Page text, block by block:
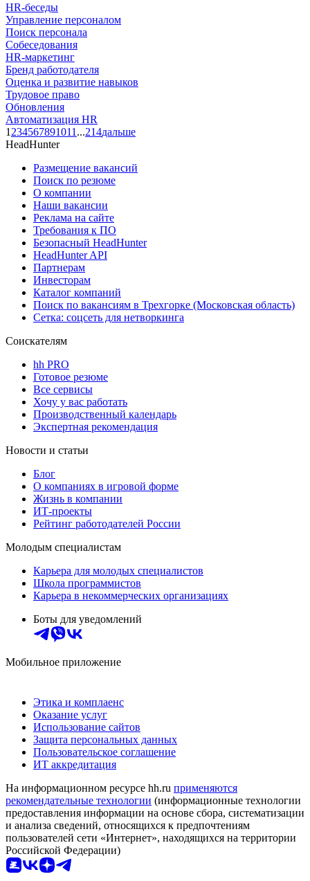
HR-беседы
Управление персоналом
Поиск персонала
Собеседования
HR-маркетинг
Бренд работодателя
Оценка и развитие навыков
Трудовое право
Обновления
Автоматизация HR
1 234567891011 ...214дальше
HeadHunter
Размещение вакансий
Поиск по резюме
О компании
Наши вакансии
Реклама на сайте
Требования к ПО
Безопасный HeadHunter
HeadHunter API
Партнерам
Инвесторам
Каталог компаний
Поиск по вакансиям в Трехгорке (Московская область)
Сетка: соцсеть для нетворкинга
Соискателям
hh PRO
Готовое резюме
Все сервисы
Хочу у вас работать
Производственный календарь
Экспертная рекомендация
Новости и статьи
Блог
О компаниях в игровой форме
Жизнь в компании
ИТ-проекты
Рейтинг работодателей России
Молодым специалистам
Карьера для молодых специалистов
Школа программистов
Карьера в некоммерческих организациях
Боты для уведомлений
Мобильное приложение
Этика и комплаенс
Оказание услуг
Использование сайтов
Защита персональных данных
Пользовательское соглашение
ИТ аккредитация
На информационном ресурсе hh.ru применяются
рекомендательные технологии (информационные технологии
предоставления информации на основе сбора, систематизации
и анализа сведений, относящихся к предпочтениям
пользователей сети «Интернет», находящихся на территории
Российской Федерации)